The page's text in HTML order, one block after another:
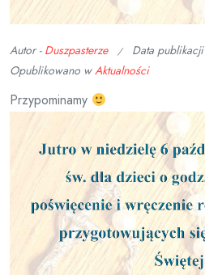
Autor - Duszpasterze Data publikacji
Opublikowano wAktualności
Przypominamy